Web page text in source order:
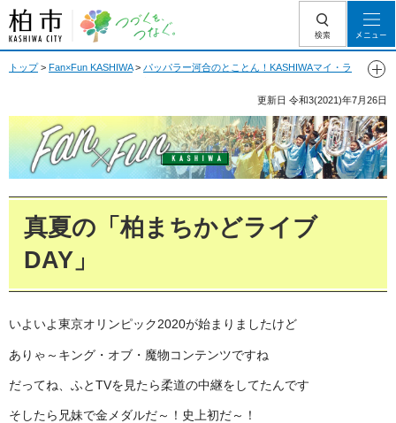
柏市 つづくを、
つなぐ。
検索 メニュー
トップ> Fan×Fun KASHIWA> パッパラー河合のとことん！KASHIWAマイ・ラ
更新日 令和3(2021)年7月26日
真夏の「柏まちかどライブ
DAY」
いよいよ東京オリンピック2020が始まりましたけど
ありゃ～キング・オブ・魔物コンテンツですね
だってね、ふとTVを見たら柔道の中継をしてたんです
そしたら兄妹で金メダルだ～！史上初だ～！